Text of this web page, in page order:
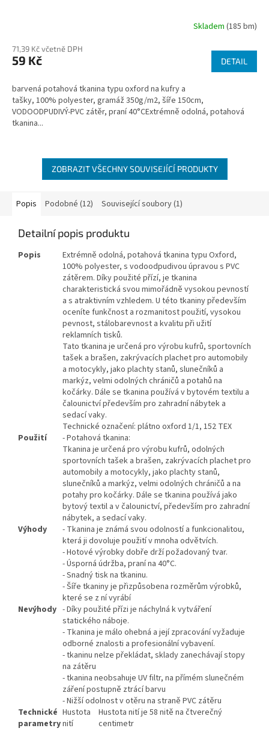
Skladem (185 bm)
71,39 Kč včetně DPH
59 Kč DETAIL
barvená potahová tkanina typu oxford na kufry a
tašky, 100% polyester, gramáž 350g/m2, šíře 150cm,
VODOODPUDIVÝ-PVC zátěr, praní 40°CExtrémně odolná, potahová
tkanina...
ZOBRAZIT VŠECHNY SOUVISEJÍCÍ PRODUKTY
Popis Podobné (12) Související soubory (1)
Detailní popis produktu
Popis
Extrémně odolná, potahová tkanina typu Oxford,
100% polyester, s vodoodpudivou úpravou s PVC
zátěrem. Díky použité přízí, je tkanina
charakteristická svou mimořádně vysokou pevností
a s atraktivním vzhledem. U této tkaniny především
oceníte funkčnost a rozmanitost použití, vysokou
pevnost, stálobarevnost a kvalitu při užití
reklamních tisků.
Tato tkanina je určená pro výrobu kufrů, sportovních
tašek a brašen, zakrývacích plachet pro automobily
a motocykly, jako plachty stanů, slunečníků a
markýz, velmi odolných chráničů a potahů na
kočárky. Dále se tkanina používá v bytovém textilu a
čalounictví především pro zahradní nábytek a
sedací vaky.
Technické označení: plátno oxford 1/1, 152 TEX
Použití
- Potahová tkanina:
Tkanina je určená pro výrobu kufrů, odolných
sportovních tašek a brašen, zakrývacích plachet pro
automobily a motocykly, jako plachty stanů,
slunečníků a markýz, velmi odolných chráničů a na
potahy pro kočárky. Dále se tkanina používá jako
bytový textil a v čalounictví, především pro zahradní
nábytek, a sedací vaky.
Výhody
- Tkanina je známá svou odolností a funkcionalitou,
která ji dovoluje použití v mnoha odvětvích.
- Hotové výrobky dobře drží požadovaný tvar.
- Úsporná údržba, praní na 40°C.
- Snadný tisk na tkaninu.
- Šíře tkaniny je přizpůsobena rozměrům výrobků,
které se z ní vyrábí
Nevýhody - Díky použité přízi je náchylná k vytváření
statického náboje.
- Tkanina je málo ohebná a její zpracování vyžaduje
odborné znalosti a profesionální vybavení.
- tkaninu nelze překládat, sklady zanechávají stopy
na zátěru
- tkanina neobsahuje UV filtr, na přímém slunečném
záření postupně ztrácí barvu
- Nižší odolnost v otěru na straně PVC zátěru
Technické
parametry
Hustota
nití
Hustota nití je 58 nitě na čtverečný
centimetr